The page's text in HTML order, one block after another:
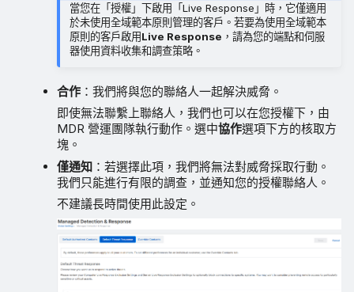
當您在「授權」下啟用「Live Response」時，它僅適用
於未使用全域範本原則管理的客戶。若要為使用全域範本
原則的客戶啟用Live Response ，請為您的端點和伺服
器使用資料收集和調查策略。
合作 ：我們將與您的聯絡人一起解決威脅。
即使無法聯繫上聯絡人，我們也可以在您授權下，由
MDR 營運團隊執行動作。選中協作選項下方的核取方
塊。
僅通知 ：若選擇此項，我們將無法對威脅採取行動。
我們只能進行有限的調查，並通知您的授權聯絡人。
不建議長時間使用此設定。